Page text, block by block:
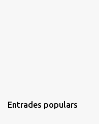
Entrades populars